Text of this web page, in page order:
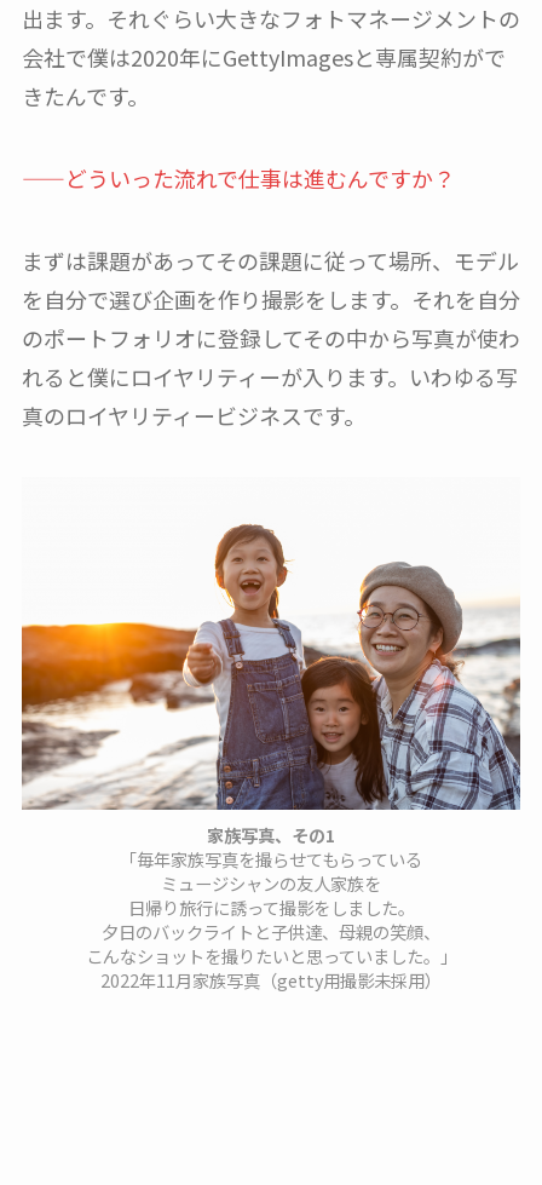
出ます。それぐらい大きなフォトマネージメントの
会社で僕は2020年にGettyImagesと専属契約がで
きたんです。
——どういった流れで仕事は進むんですか？
まずは課題があってその課題に従って場所、モデル
を自分で選び企画を作り撮影をします。それを自分
のポートフォリオに登録してその中から写真が使わ
れると僕にロイヤリティーが入ります。いわゆる写
真のロイヤリティービジネスです。
家族写真、その1
「毎年家族写真を撮らせてもらっている
ミュージシャンの友人家族を
日帰り旅行に誘って撮影をしました。
夕日のバックライトと子供達、母親の笑顔、
こんなショットを撮りたいと思っていました。」
2022年11月家族写真（getty用撮影未採用）